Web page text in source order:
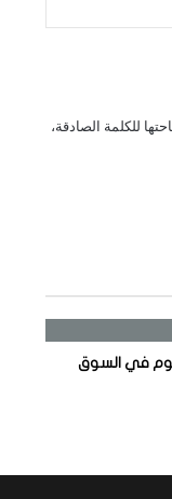
للكلمة الصادقة،
في السوق